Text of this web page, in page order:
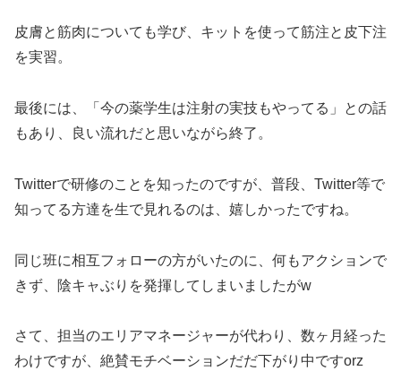
皮膚と筋肉についても学び、キットを使って筋注と皮下注
を実習。
最後には、「今の薬学生は注射の実技もやってる」との話
もあり、良い流れだと思いながら終了。
Twitterで研修のことを知ったのですが、普段、Twitter等で
知ってる方達を生で見れるのは、嬉しかったですね。
同じ班に相互フォローの方がいたのに、何もアクションで
きず、陰キャぶりを発揮してしまいましたがw
さて、担当のエリアマネージャーが代わり、数ヶ月経った
わけですが、絶賛モチベーションだだ下がり中ですorz